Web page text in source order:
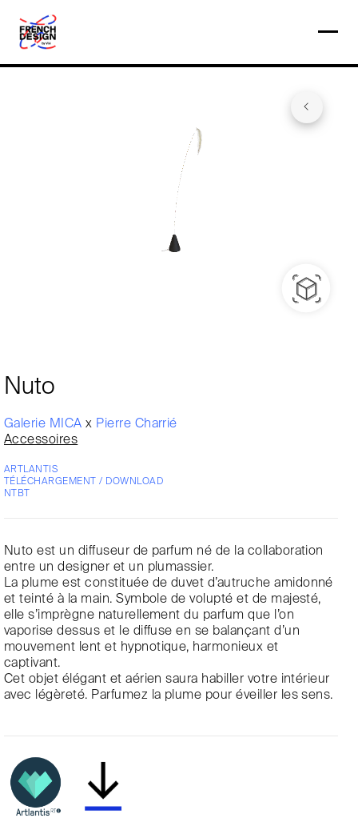
Nuto
Galerie MICAx Pierre Charrié
Accessoires
ARTLANTIS
TÉLÉCHARGEMENT / DOWNLOAD
NTBT
Nuto est un diffuseur de parfum né de la collaboration
entre un designer et un plumassier.
La plume est constituée de duvet d’autruche amidonné
et teinté à la main. Symbole de volupté et de majesté,
elle s’imprègne naturellement du parfum que l’on
vaporise dessus et le diffuse en se balançant d’un
mouvement lent et hypnotique, harmonieux et
captivant.
Cet objet élégant et aérien saura habiller votre intérieur
avec légèreté. Parfumez la plume pour éveiller les sens.